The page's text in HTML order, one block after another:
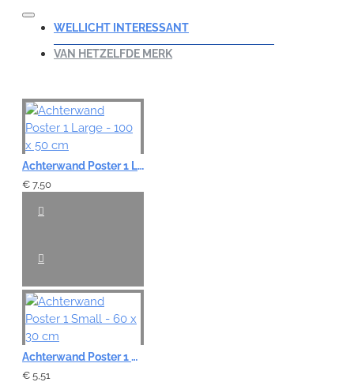
WELLICHT INTERESSANT
VAN HETZELFDE MERK
Achterwand Poster 1 Large - 100 x 50 cm
€ 7,50
Achterwand Poster 1 Small - 60 x 30 cm
€ 5,51